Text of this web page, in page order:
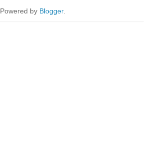
Powered by Blogger.